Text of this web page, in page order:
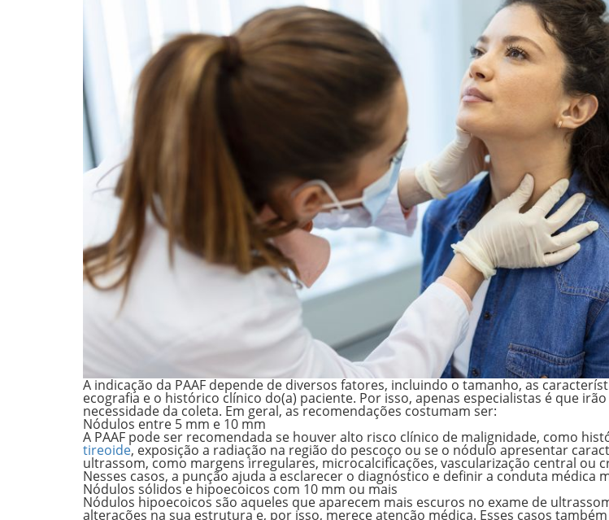
A indicação da PAAF depende de diversos fatores, incluindo o tamanho, as
ecografia e o histórico clínico do(a) paciente. Por isso, apenas especialistas é que
necessidade da coleta. Em geral, as recomendações costumam ser:
Nódulos entre 5 mm e 10 mm
A PAAF pode ser recomendada se houver alto risco clínico de malignidade, como
tireoide, exposição a radiação na região do pescoço ou se o nódulo apresentar
ultrassom, como margens irregulares, microcalcificações, vascularização central ou
Nesses casos, a punção ajuda a esclarecer o diagnóstico e definir a conduta médica
Nódulos sólidos e hipoecoicos com 10 mm ou mais
Nódulos hipoecoicos são aqueles que aparecem mais escuros no exame de
alterações na sua estrutura e, por isso, merece atenção médica. Esses casos também